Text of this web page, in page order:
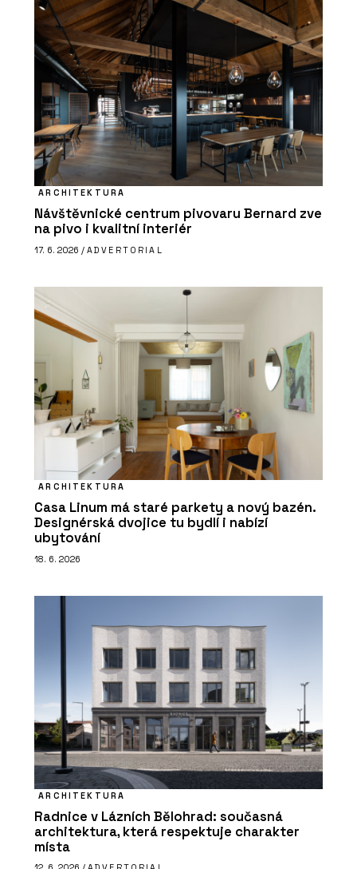
ARCHITEKTURA
Návštěvnické centrum pivovaru Bernard zve
na pivo i kvalitní interiér
17. 6. 2026 / ADVERTORIAL
ARCHITEKTURA
Casa Linum má staré parkety a nový bazén.
Designérská dvojice tu bydlí i nabízí
ubytování
18. 6. 2026
ARCHITEKTURA
Radnice v Lázních Bělohrad: současná
architektura, která respektuje charakter
místa